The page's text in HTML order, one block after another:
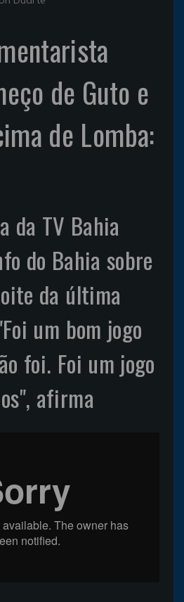
de Guto e
de Lomba:
da TV Bahia
do Bahia sobre
da última
um bom jogo
foi. Foi um jogo
afirma